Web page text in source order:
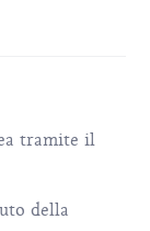
tramite il
della